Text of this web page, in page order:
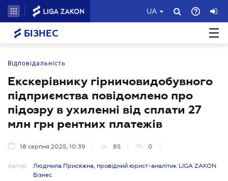
UA
БІЗНЕС
Відповідальність
Екскерівнику гірничовидобувного
підприємства повідомлено про
підозру в ухиленні від сплати 27
млн грн рентних платежів
18 серпня 2025, 10:39 85 0
Автор:
Людмила Присяжна, провідний юрист-аналітик LIGA ZAKON
Бізнес